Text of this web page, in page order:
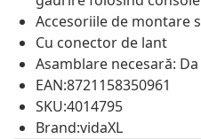
Accesoriile de montare
Cu conector de lant
Asamblare necesară: Da
EAN:8721158350961
SKU:4014795
Brand:vidaXL